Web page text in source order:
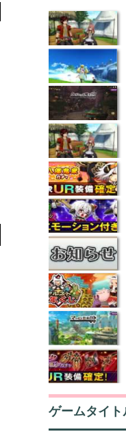
ゲームタイト